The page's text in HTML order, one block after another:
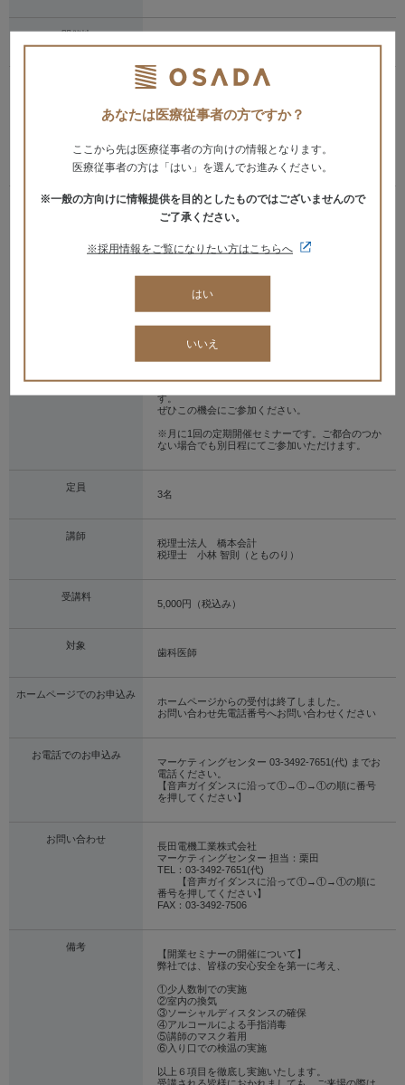
あなたは医療従事者の方ですか？
ここから先は医療従事者の方向けの情報となります。
医療従事者の方は「はい」を選んでお進みください。
※一般の方向けに情報提供を目的としたものではございませんので
ご了承ください。
※採用情報をご覧になりたい方はこちらへ
はい
いいえ
開催地
東京都港区芝浦三丁目13番3号 芝浦SECビル601
※当日は9：20までに会場へお越し下さい。
プログラム
1,000人以上の先生方が参加した大人気セミナー！
セミナーの中では、実際に専門スタッフとマンツ
1. データから読みとる最新歯科開業の実際
3. 開業計画～資金調達と設備投資
4. 患者さんに選んでいただく広告・宣伝戦略
5. 知っておきたい！開業に伴う大切なこと
す。
ぜひこの機会にご参加ください。
※月に1回の定期開催セミナーです。ご都合のつか
ない場合でも別日程にてご参加いただけます。
定員
3名
講師
税理士法人 橋本会計
税理士 小林 智則（とものり）
受講料
5,000円（税込み）
対象
歯科医師
ホームページでのお申込み
ホームページからの受付は終了しました。
お問い合わせ先電話番号へお問い合わせください
お電話でのお申込み
マーケティングセンター 03-3492-7651(代) までお
電話ください。
【音声ガイダンスに沿って①→①→①の順に番号
を押してください】
お問い合わせ
長田電機工業株式会社
マーケティングセンター 担当：栗田
TEL：03-3492-7651(代)
【音声ガイダンスに沿って①→①→①の順に
番号を押してください】
FAX：03-3492-7506
備考
【開業セミナーの開催について】
弊社では、皆様の安心安全を第一に考え、
①少人数制での実施
②室内の換気
③ソーシャルディスタンスの確保
④アルコールによる手指消毒
⑤講師のマスク着用
⑥入り口での検温の実施
以上６項目を徹底し実施いたします。